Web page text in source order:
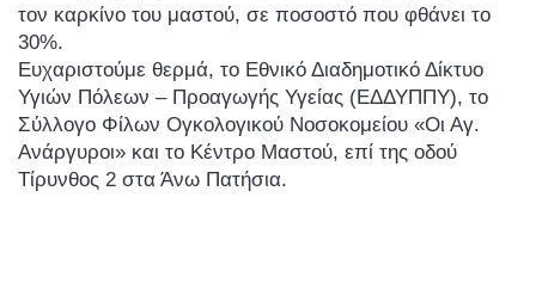
τον καρκίνο του μαστού, σε ποσοστό που φθάνει το
30%.
Ευχαριστούμε θερμά, το Εθνικό Διαδημοτικό Δίκτυο
Υγιών Πόλεων – Προαγωγής Υγείας (ΕΔΔΥΠΠΥ), το
Σύλλογο Φίλων Ογκολογικού Νοσοκομείου «Οι Αγ.
Ανάργυροι» και το Κέντρο Μαστού, επί της οδού
Τίρυνθος 2 στα Άνω Πατήσια.